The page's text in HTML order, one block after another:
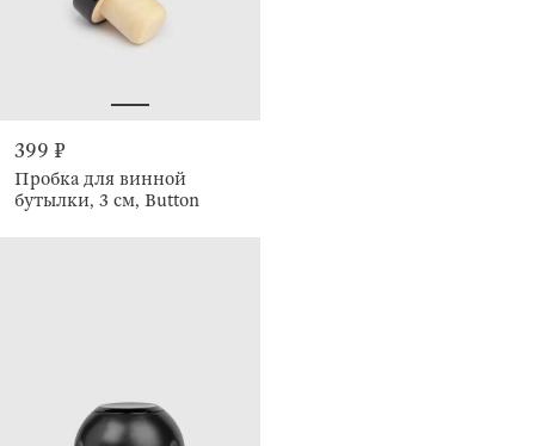
399 ₽
Пробка для винной
бутылки, 3 см, Button